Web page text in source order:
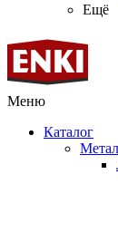
Ещё
Меню
Каталог